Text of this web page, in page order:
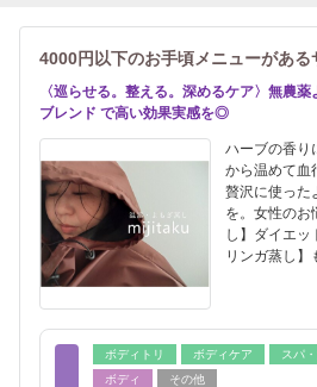
4000円以下のお手頃メニューがある
〈巡らせる。整える。深めるケア〉無農
ブレンド で高い効果実感を◎
ハーブの香り
から温めて血
贅沢に使った
を。女性のお
し】ダイエッ
リンガ蒸し】
ボディトリ ボディケア
スパ
ボディ
その他